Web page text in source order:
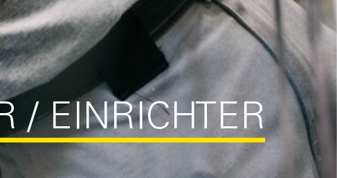
/ EINRICHTER